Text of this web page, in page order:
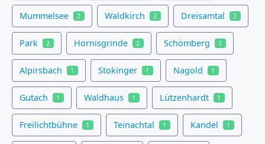
Mummelsee 2 Waldkirch 2 Dreisamtal 2
Park 2 Hornisgrinde 2 Schömberg 2
Alpirsbach 1 Stokinger 1 Nagold 1
Gutach 1 Waldhaus 1 Lützenhardt 1
Freilichtbühne 1 Teinachtal 1 Kandel 1